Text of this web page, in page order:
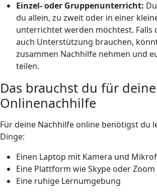
Einzel- oder Gruppenunterricht:
du allein, zu zweit oder in einer
unterrichtet werden möchtest. Falls
auch Unterstützung brauchen,
zusammen Nachhilfe nehmen und
teilen.
Das brauchst du für deine
Onlinenachhilfe
Für deine Nachhilfe online benötigst du
Dinge:
Einen Laptop mit Kamera und
Eine Plattform wie Skype oder Zoom
Eine ruhige Lernumgebung